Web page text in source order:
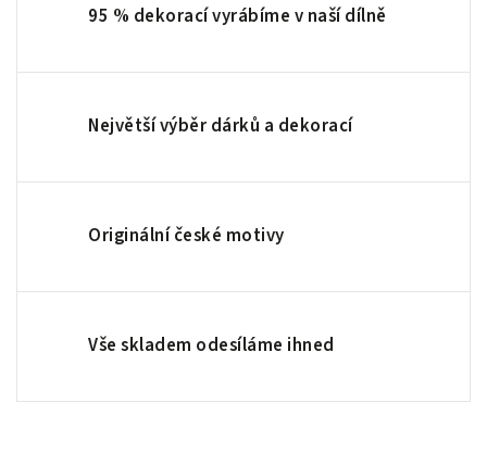
95 % dekorací vyrábíme v naší dílně
Největší výběr dárků a dekorací
Originální české motivy
Vše skladem odesíláme ihned